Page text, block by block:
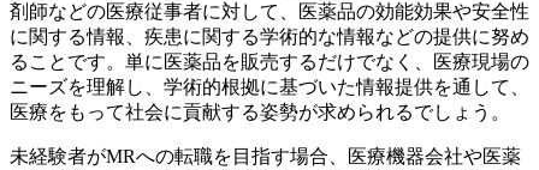
剤師などの医療従事者に対して、医薬品の効能効果や安全性
に関する情報、疾患に関する学術的な情報などの提供に努め
ることです。単に医薬品を販売するだけでなく、医療現場の
ニーズを理解し、学術的根拠に基づいた情報提供を通して、
医療をもって社会に貢献する姿勢が求められるでしょう。
未経験者がMRへの転職を目指す場合、医療機器会社や医薬